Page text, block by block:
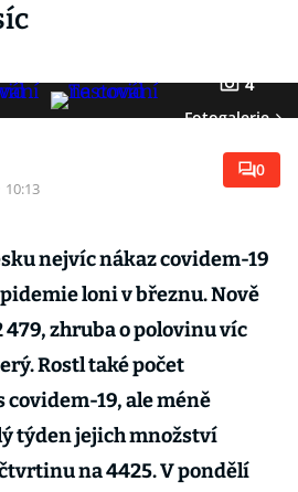
4
Fotogalerie
10:13
0
nejvíc nákaz covidem-19
loni v březnu. Nově
479, zhruba o polovinu víc
Rostl také počet
19, ale méně
týden jejich množství
na 4425. V pondělí